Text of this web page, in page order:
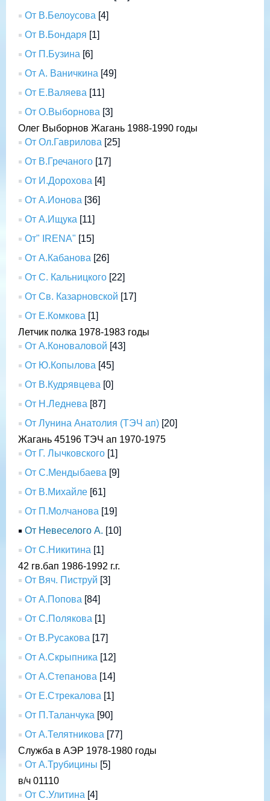
От В.Белоусова [4]
От В.Бондаря [1]
От П.Бузина [6]
От А. Ваничкина [49]
От Е.Валяева [11]
От О.Выборнова [3]
Олег Выборнов Жагань 1988-1990 годы
От Ол.Гаврилова [25]
От В.Гречаного [17]
От И.Дорохова [4]
От А.Ионова [36]
От А.Ищука [11]
От" IRENA" [15]
От А.Кабанова [26]
От С. Кальницкого [22]
От Св. Казарновской [17]
От Е.Комкова [1]
Летчик полка 1978-1983 годы
От А.Коноваловой [43]
От Ю.Копылова [45]
От В.Кудрявцева [0]
От Н.Леднева [87]
От Лунина Анатолия (ТЭЧ ап) [20]
Жагань 45196 ТЭЧ ап 1970-1975
От Г. Лычковского [1]
От С.Мендыбаева [9]
От В.Михайле [61]
От П.Молчанова [19]
От Невеселого А. [10]
От С.Никитина [1]
42 гв.бап 1986-1992 г.г.
От Вяч. Пиструй [3]
От А.Попова [84]
От С.Полякова [1]
От В.Русакова [17]
От А.Скрыпника [12]
От А.Степанова [14]
От Е.Стрекалова [1]
От П.Таланчука [90]
От А.Телятникова [77]
Служба в АЭР 1978-1980 годы
От А.Трубицины [5]
в/ч 01110
От С.Улитина [4]